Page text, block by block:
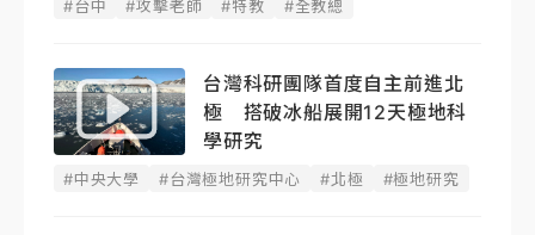
#台中 #攻擊老師 #特教 #全教總
台灣科研團隊首度自主前進北
極 搭破冰船展開12天極地科
學研究
#中央大學 #台灣極地研究中心 #北極 #極地研究